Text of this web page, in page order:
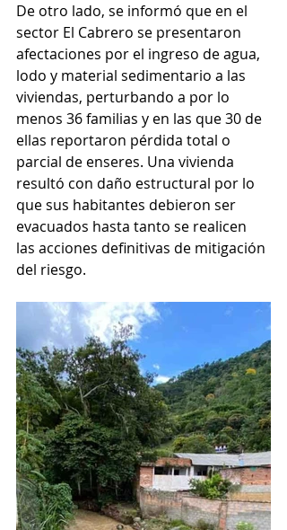
De otro lado, se informó que en el
sector El Cabrero se presentaron
afectaciones por el ingreso de agua,
lodo y material sedimentario a las
viviendas, perturbando a por lo
menos 36 familias y en las que 30 de
ellas reportaron pérdida total o
parcial de enseres. Una vivienda
resultó con daño estructural por lo
que sus habitantes debieron ser
evacuados hasta tanto se realicen
las acciones definitivas de mitigación
del riesgo.